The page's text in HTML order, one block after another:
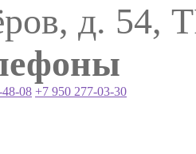
д. 54,
08 +7 950 277-03-30